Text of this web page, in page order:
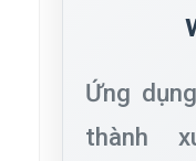
Ứng
thành